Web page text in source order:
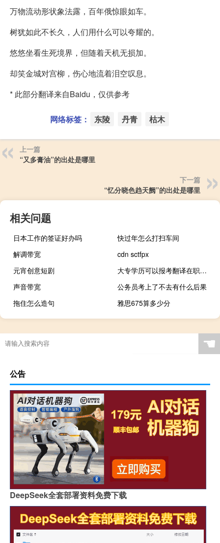
万物流动形状象法露，百年俄惊眼如车。
树犹如此不长久，人们用什么可以夸耀的。
悠悠坐看生死境界，但随着天机无损加。
却笑金城对宫柳，伤心地流着泪空叹息。
* 此部分翻译来自Baidu，仅供参考
网络标签： 东陵 丹青 枯木
上一篇
“又多膏油”的出处是哪里
下一篇
“忆分晓色趋天阙”的出处是哪里
相关问题
日本工作的签证好办吗
快过年怎么打扫车间
解调带宽
cdn sctfpx
元宵创意短剧
大专学历可以报考翻译在职研究生吗
声音带宽
公务员考上了不去有什么后果
拖住怎么造句
雅思675算多少分
☚
公告
DeepSeek全套部署资料免费下载